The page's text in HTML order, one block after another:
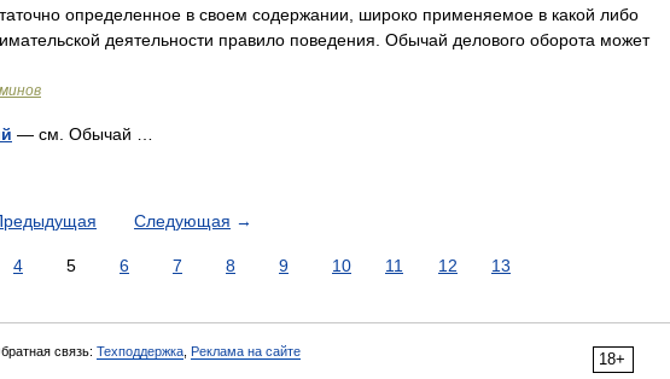
определенное в своем содержании, широко применяемое в какой либо
деятельности правило поведения. Обычай делового оборота может
— см. Обычай …
Следующая →
4 5 6 7 8 9 10 11 12 13
18+
связь: Техподдержка Реклама на сайте